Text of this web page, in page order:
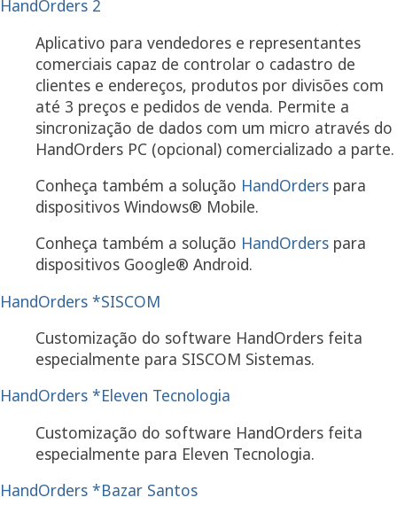
HandOrders 2
Aplicativo para vendedores e representantes
comerciais capaz de controlar o cadastro de
clientes e endereços, produtos por divisões com
até 3 preços e pedidos de venda. Permite a
sincronização de dados com um micro através do
HandOrders PC (opcional) comercializado a parte.
Conheça também a solução HandOrders para
dispositivos Windows® Mobile.
Conheça também a solução HandOrders para
dispositivos Google® Android.
HandOrders *SISCOM
Customização do software HandOrders feita
especialmente para SISCOM Sistemas.
HandOrders *Eleven Tecnologia
Customização do software HandOrders feita
especialmente para Eleven Tecnologia.
HandOrders *Bazar Santos